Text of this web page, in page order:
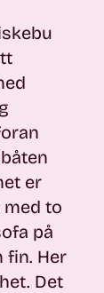
er
to
på
fin. Her
Det